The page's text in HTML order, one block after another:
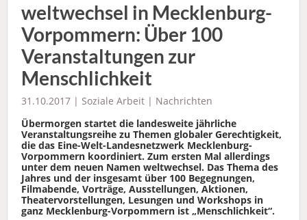
weltwechsel in Mecklenburg-
Vorpommern: Über 100
Veranstaltungen zur
Menschlichkeit
31.10.2017 | Soziale Arbeit | Nachrichten
Übermorgen startet die landesweite jährliche
Veranstaltungsreihe zu Themen globaler Gerechtigkeit,
die das Eine-Welt-Landesnetzwerk Mecklenburg-
Vorpommern koordiniert. Zum ersten Mal allerdings
unter dem neuen Namen weltwechsel. Das Thema des
Jahres und der insgesamt über 100 Begegnungen,
Filmabende, Vorträge, Ausstellungen, Aktionen,
Theatervorstellungen, Lesungen und Workshops in
ganz Mecklenburg-Vorpommern ist „Menschlichkeit“.